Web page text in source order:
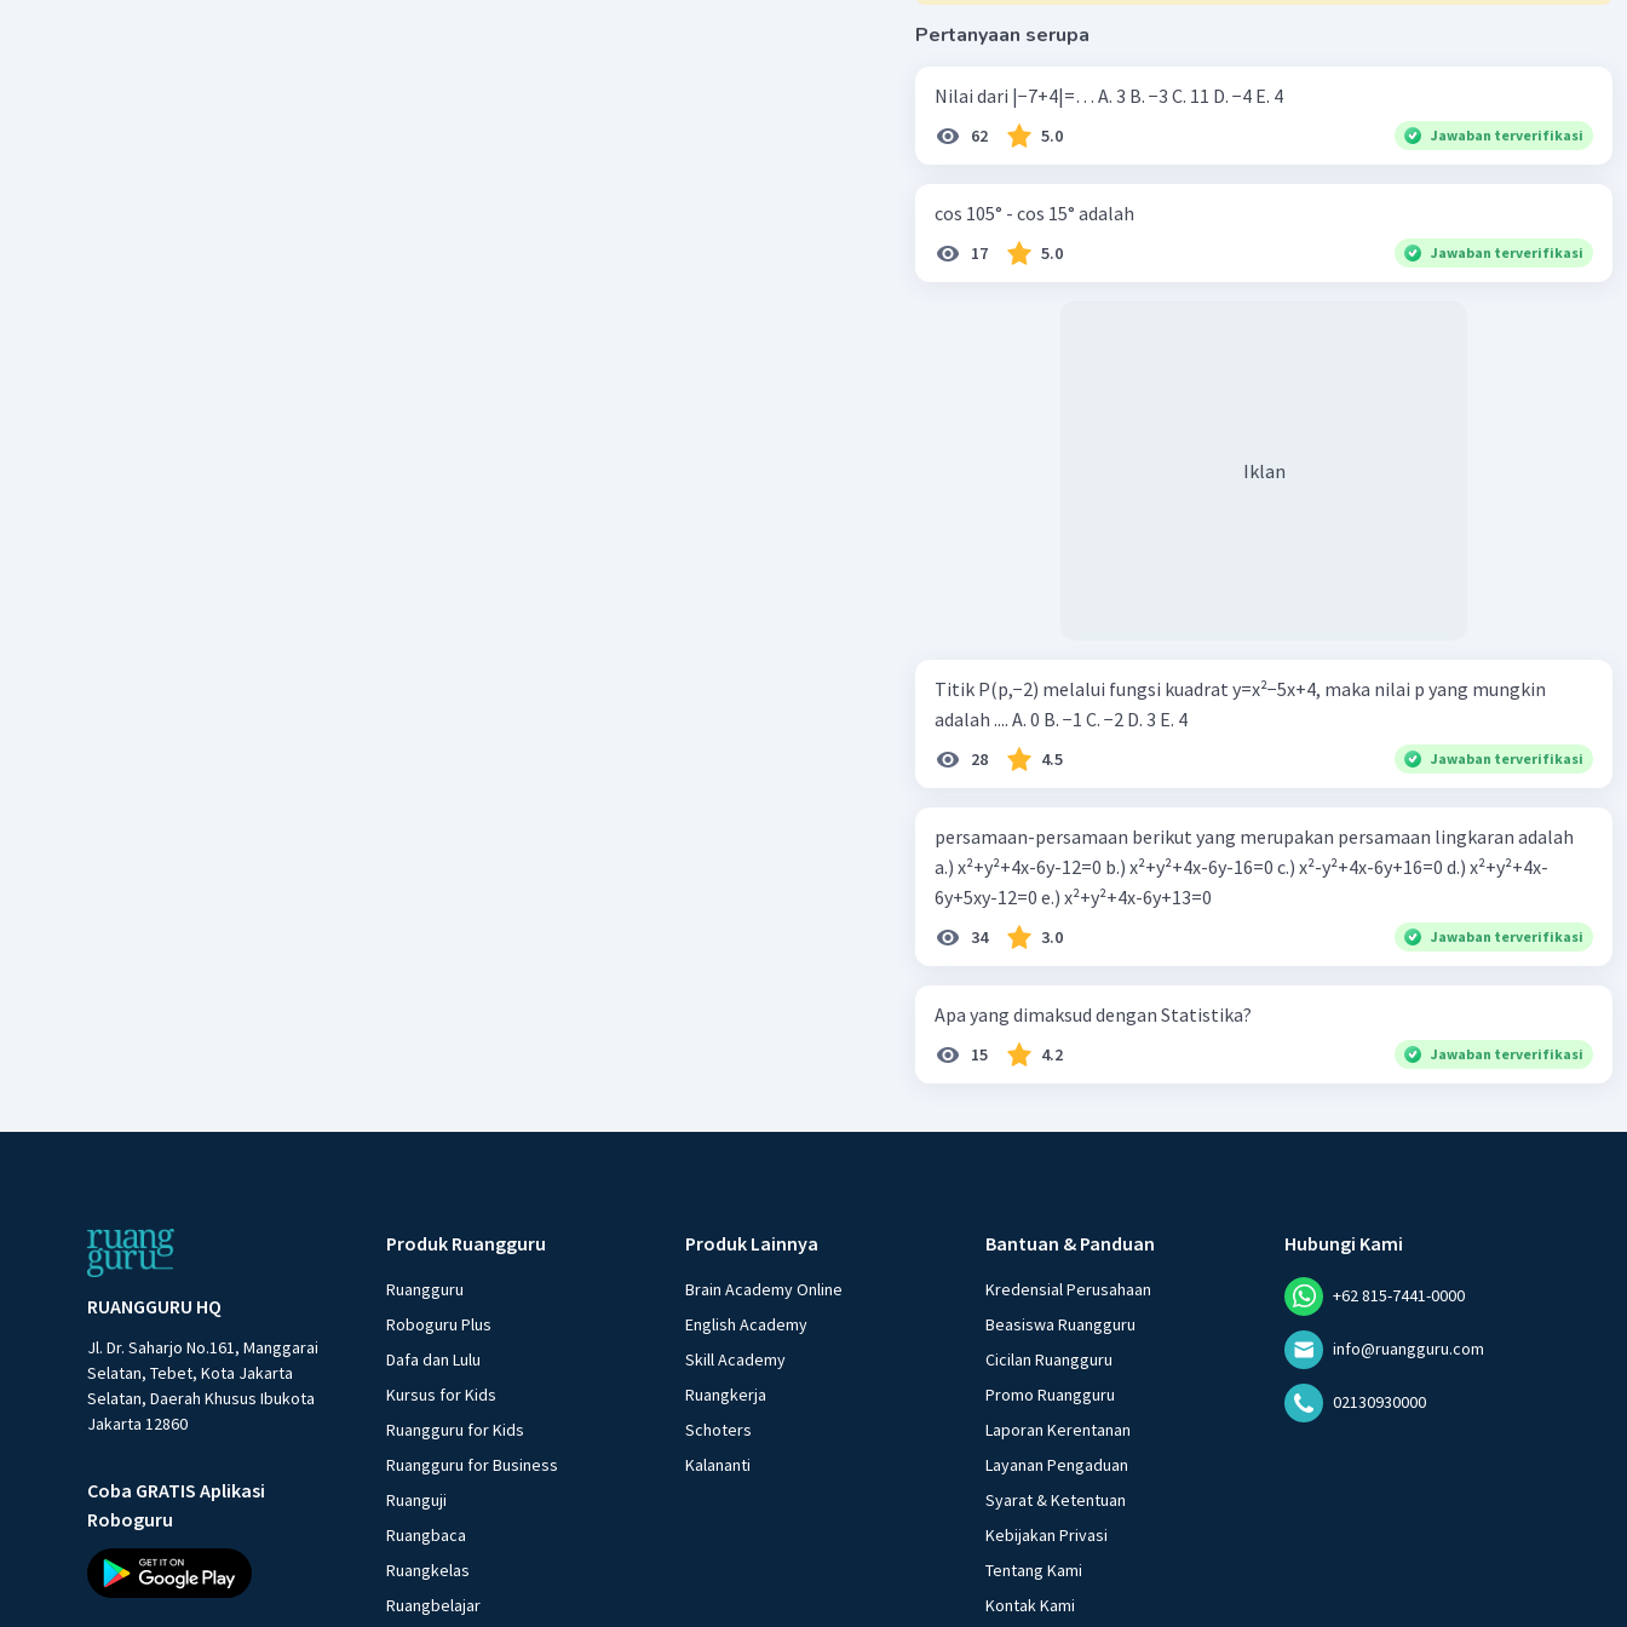
Pertanyaan serupa
Nilai dari |−7+4|=… A. 3 B. −3 C. 11 D. −4 E. 4
62 5.0 Jawaban terverifikasi
cos 105° - cos 15° adalah
17 5.0 Jawaban terverifikasi
Iklan
Titik P(p,−2) melalui fungsi kuadrat y=x²−5x+4, maka nilai p yang mungkin
adalah .... A. 0 B. −1 C. −2 D. 3 E. 4
28 4.5 Jawaban terverifikasi
persamaan-persamaan berikut yang merupakan persamaan lingkaran adalah
a.) x²+y²+4x-6y-12=0 b.) x²+y²+4x-6y-16=0 c.) x²-y²+4x-6y+16=0 d.) x²+y²+4x-
6y+5xy-12=0 e.) x²+y²+4x-6y+13=0
34 3.0 Jawaban terverifikasi
Apa yang dimaksud dengan Statistika?
15 4.2 Jawaban terverifikasi
RUANGGURU HQ
Jl. Dr. Saharjo No.161, Manggarai
Selatan, Tebet, Kota Jakarta
Selatan, Daerah Khusus Ibukota
Jakarta 12860
Coba GRATIS Aplikasi
Roboguru
Produk Ruangguru
Ruangguru
Roboguru Plus
Dafa dan Lulu
Kursus for Kids
Ruangguru for Kids
Ruangguru for Business
Ruanguji
Ruangbaca
Ruangkelas
Ruangbelajar
Produk Lainnya
Brain Academy Online
English Academy
Skill Academy
Ruangkerja
Schoters
Kalananti
Bantuan & Panduan
Kredensial Perusahaan
Beasiswa Ruangguru
Cicilan Ruangguru
Promo Ruangguru
Laporan Kerentanan
Layanan Pengaduan
Syarat & Ketentuan
Kebijakan Privasi
Tentang Kami
Kontak Kami
Hubungi Kami
+62 815-7441-0000
info@ruangguru.com
02130930000